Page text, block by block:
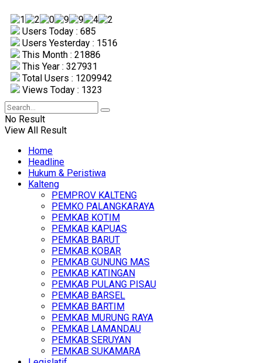
Users Today : 685
Users Yesterday : 1516
This Month : 21886
This Year : 327931
Total Users : 1209942
Views Today : 1323
No Result
View All Result
Home
Headline
Hukum & Peristiwa
Kalteng
PEMPROV KALTENG
PEMKO PALANGKARAYA
PEMKAB KOTIM
PEMKAB KAPUAS
PEMKAB BARUT
PEMKAB KOBAR
PEMKAB GUNUNG MAS
PEMKAB KATINGAN
PEMKAB PULANG PISAU
PEMKAB BARSEL
PEMKAB BARTIM
PEMKAB MURUNG RAYA
PEMKAB LAMANDAU
PEMKAB SERUYAN
PEMKAB SUKAMARA